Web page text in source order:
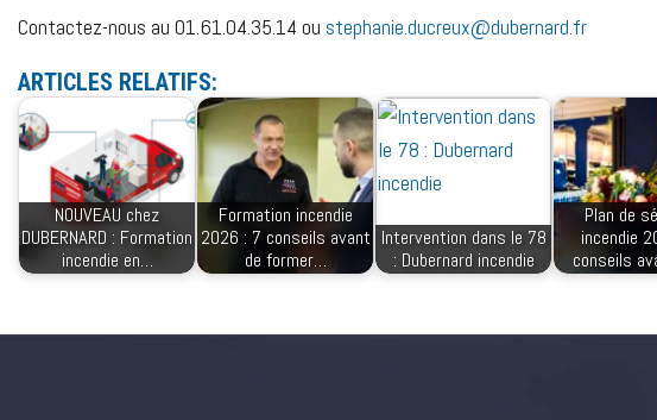
Contactez-nous au 01.61.04.35.14 ou stephanie.ducreux@dubernard.fr
ARTICLES RELATIFS:
NOUVEAU chez
DUBERNARD : Formation
incendie en…
Formation incendie
2026 : 7 conseils avant
de former…
Intervention dans le 78
: Dubernard incendie
Plan de
incendie
conseils